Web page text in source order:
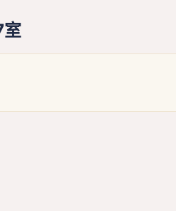
室